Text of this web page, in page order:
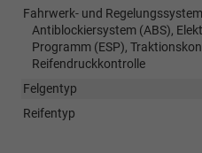
Fahrwerk- und
Antiblockiersystem (ABS),
Programm (ESP),
Reifendruckkontrolle
Felgentyp
Reifentyp